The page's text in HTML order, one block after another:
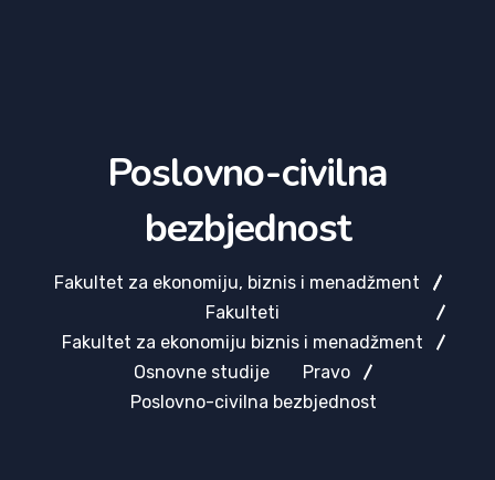
Poslovno-civilna
bezbjednost
Fakultet za ekonomiju, biznis i menadžment
Fakulteti
Fakultet za ekonomiju biznis i menadžment
Osnovne studije
Pravo
Poslovno-civilna bezbjednost